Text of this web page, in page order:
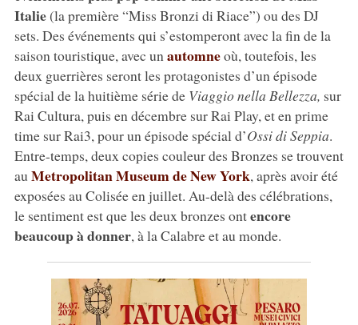
Italie(la première “Miss Bronzi di Riace”) ou des DJ
sets. Des événements qui s’estomperont avec la fin de la
saison touristique, avec unautomneoù, toutefois, les
deux guerrières seront les protagonistes d’un épisode
spécial de la huitième série de Viaggio nella Bellezza, sur
Rai Cultura, puis en décembre sur Rai Play, et en prime
time sur Rai3, pour un épisode spécial d’Ossi di Seppia.
Entre-temps, deux copies couleur des Bronzes se trouvent
auMetropolitan Museum de New York, après avoir été
exposées au Colisée en juillet. Au-delà des célébrations,
le sentiment est que les deux bronzes ontencore
beaucoup à donner, à la Calabre et au monde.